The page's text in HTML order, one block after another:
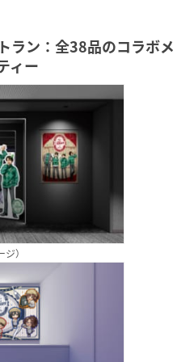
ラン：全38品のコラボメ
ィー
）